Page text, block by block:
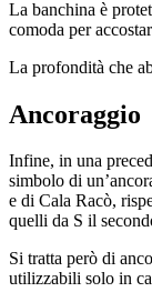
La banchina è
comoda per
La profondità che
Ancoraggio
Infine, in una
simbolo di
e di Cala Racò,
quelli da S il
Si tratta però di
utilizzabili solo in